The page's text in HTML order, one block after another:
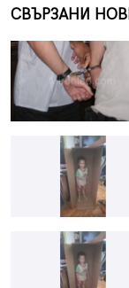
СВЪРЗАНИ